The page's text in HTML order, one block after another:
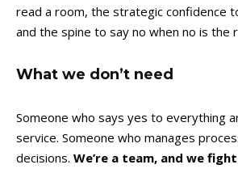
read a room, the strategic confidence
and the spine to say no when no is the
What we don’t need
Someone who says yes to everything
service. Someone who manages
decisions. We’re a team, and we